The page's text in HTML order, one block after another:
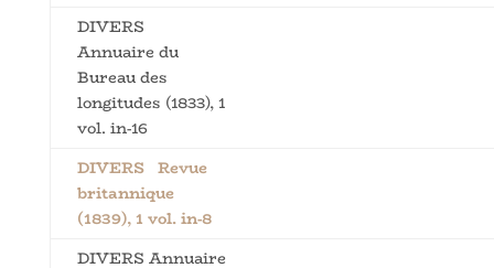
DIVERS
Annuaire du
Bureau des
longitudes (1833), 1
vol. in-16
DIVERS Revue
britannique
(1839), 1 vol. in-8
DIVERS Annuaire